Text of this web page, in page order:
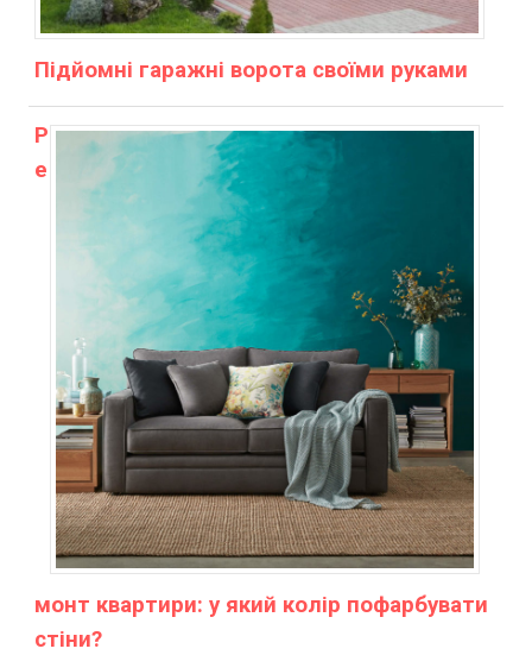
Підйомні гаражні ворота своїми руками
Р
е
монт квартири: у який колір пофарбувати
стіни?